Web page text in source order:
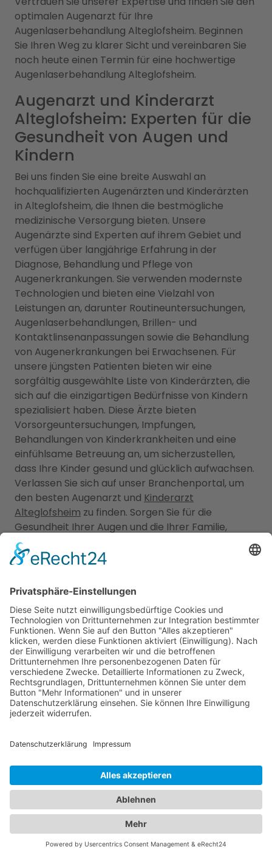
optimalen Augenarzt für Ihre
Augenlaserbehandlung Alteglofsheim. Beginnen
Sie Ihren Weg zu klarer Sicht und vereinbaren Sie
noch heute einen Termin für eine hochwertige
Augenlaserbehandlung Alteglofsheim.
Augenarzt und Kinderarzt
Alteglofsheim: Experten für die
Gesundheit von Augen und
Kindern
Bei uns finden Sie eine breite Auswahl an
hochqualifizierten Augenärzten und Kinderärzten
in Alteglofsheim, die Ihnen die bestmögliche
medizinische Versorgung bieten. Unsere
Augenärzte sind Experten auf ihrem Gebiet und
verfügen über langjährige Erfahrung in der
Diagnose, Behandlung und Pflege von
Augenerkrankungen. Sie verwenden modernste
Technologien und bieten eine Vielzahl von
Leistungen an, darunter Routineuntersuchungen,
Augenlaserbehandlungen, Brillen- und
Kontaktlinsenanpassungen sowie die Behandlung
von Augenerkrankungen bei Erwachsenen. Für
unsere jüngsten Patienten bieten wir eine
sorgfältig ausgewählte Liste von Kinderärzten, die
sich auf die einzigartigen Bedürfnisse von Kindern
spezialisiert haben. Diese Ärzte bieten
Vorsorgeuntersuchungen, Impfungen,
Behandlungen von Kinderkrankheiten und eine
einfühlsame Betreuung an, um sicherzustellen,
dass Ihre Kinder gesund und glücklich aufwachsen.
Verlassen Sie sich auf unser Branchenportal, um
den besten Augenarzt und Kinderarzt
Alteglofsheim zu finden. Sorgen Sie für die
Gesundheit Ihrer Augen und die Ihrer Familie,
indem Sie sich auf die Fachkompetenz und
Erfahrung unserer Ärzte verlassen.
Jetzt Augenarzt finden!
Branchenbuch
Für Unternehmen
Unternehmen hinzufügen
Anzeigenschaltung
Rechtliches